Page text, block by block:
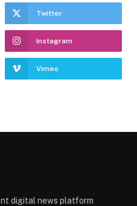
Twitter
Instagram
Vimeo
digital news platform